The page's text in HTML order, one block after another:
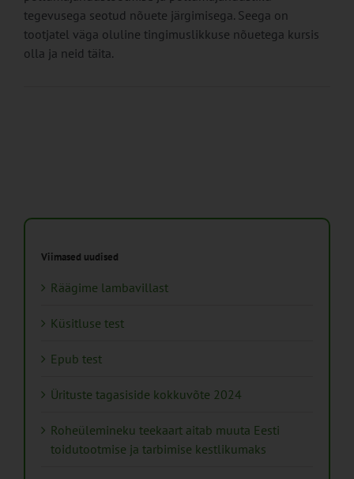
tegevusega seotud nõuete järgimisega. Seega on
tootjatel väga oluline tingimuslikkuse nõuetega kursis
olla ja neid täita.
Viimased uudised
Räägime lambavillast
Küsitluse test
Epub test
Ürituste tagasiside kokkuvõte 2024
Roheülemineku teekaart aitab muuta Eesti
toidutootmise ja tarbimise kestlikumaks